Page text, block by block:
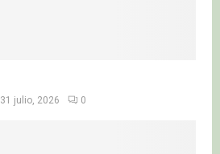
31 julio, 2026 0